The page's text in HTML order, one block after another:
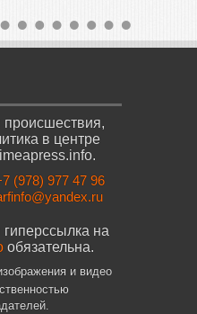
в центре
(978) 977 47 96
на
обязательна.
и видео